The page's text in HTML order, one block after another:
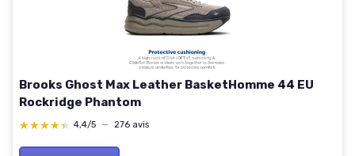
Brooks Ghost Max Leather BasketHomme 44 EU
Rockridge Phantom
★★★★★
★★★★★ 4,4/5 — 276 avis